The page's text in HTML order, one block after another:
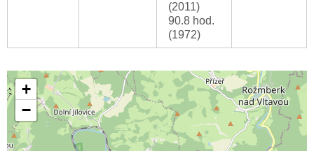
(2011)
90.8 hod.
(1972)
+
−